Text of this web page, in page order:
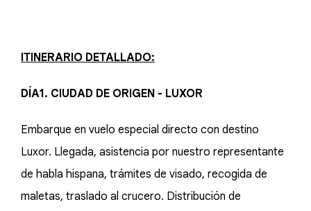
ITINERARIO DETALLADO:
DÍA1. CIUDAD DE ORIGEN - LUXOR
Embarque en vuelo especial directo con destino
Luxor. Llegada, asistencia por nuestro representante
de habla hispana, trámites de visado, recogida de
maletas, traslado al crucero. Distribución de